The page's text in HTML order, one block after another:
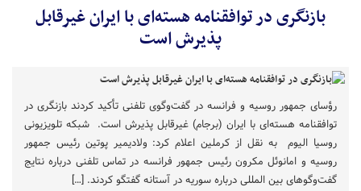
بازنگری در توافقنامه هسته‌ای با ایران غیرقابل
پذیرش است
رؤسای جمهور روسیه و فرانسه در گفت‌وگوی تلفنی تأکید کردند بازنگری در
توافقنامه هسته‌ای با ایران (برجام) غیرقابل پذیرش است. شبکه تلویزیونی
روسیا الیوم به نقل از کرملین اعلام کرد: ولادیمیر پوتین رئیس جمهور
روسیه و امانوئل مکرون رئیس جمهور فرانسه در تماس تلفنی درباره نتایج
گفت‌وگوهای بین المللی درباره سوریه در آستانه گفتگو کردند. […]